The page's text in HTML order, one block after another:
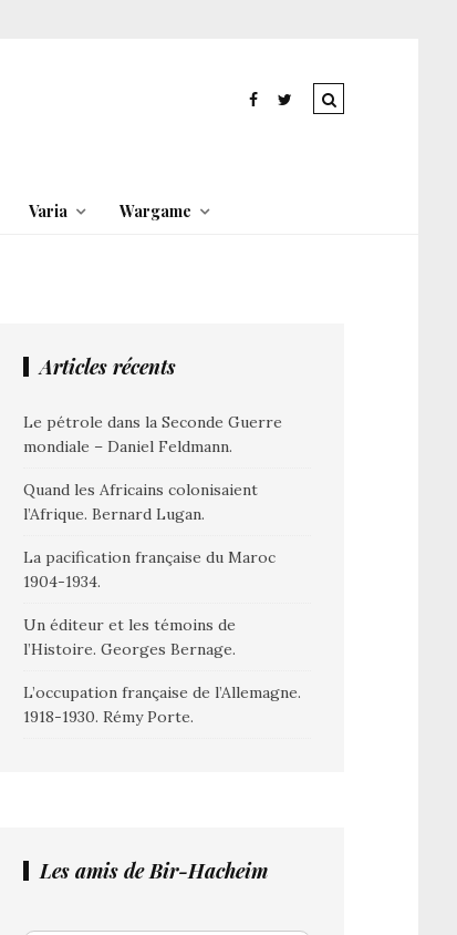
Varia Wargame
Articles récents
Le pétrole dans la Seconde Guerre
mondiale – Daniel Feldmann.
Quand les Africains colonisaient
l’Afrique. Bernard Lugan.
La pacification française du Maroc
1904-1934.
Un éditeur et les témoins de
l’Histoire. Georges Bernage.
L’occupation française de l’Allemagne.
1918-1930. Rémy Porte.
Les amis de Bir-Hacheim